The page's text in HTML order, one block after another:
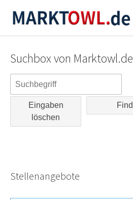
Hauptinhalt
springen
Suchbox von Marktowl.de
Eingaben
löschen
Stellenangebote